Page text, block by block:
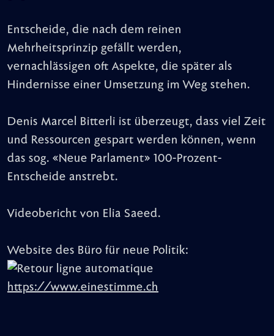
Entscheide, die nach dem reinen
Mehrheitsprinzip gefällt werden,
vernachlässigen oft Aspekte, die später als
Hindernisse einer Umsetzung im Weg stehen.
Denis Marcel Bitterli ist überzeugt, dass viel Zeit
und Ressourcen gespart werden können, wenn
das sog. «Neue Parlament» 100-Prozent-
Entscheide anstrebt.
Videobericht von Elia Saeed.
Website des Büro für neue Politik:
https://www.einestimme.ch